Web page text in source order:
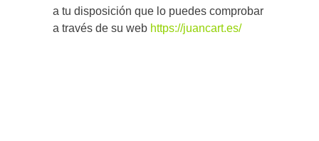
a tu disposición que lo puedes comprobar
a través de su web https://juancart.es/